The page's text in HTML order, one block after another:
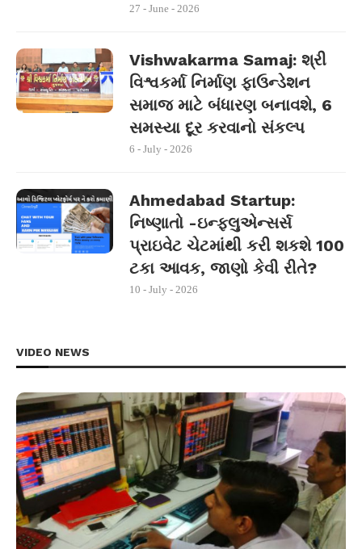
27 - June - 2026
Vishwakarma Samaj: શ્રી
વિશ્વકર્મા નિર્માણ ફાઉન્ડેશન
સમાજ માટે બંધારણ બનાવશે, 6
સમસ્યા દૂર કરવાનો સંકલ્પ
6 - July - 2026
Ahmedabad Startup:
નિષ્ણાતો -ઇન્ફ્લુએન્સર્સ
પ્રાઇવેટ ચેટમાંથી કરી શકશે 100
ટકા આવક, જાણો કેવી રીતે?
10 - July - 2026
VIDEO NEWS